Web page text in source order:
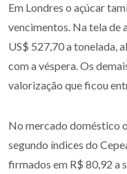
Em Londres o açúcar
vencimentos. Na tela de
US$ 527,70 a tonelada,
com a véspera. Os
valorização que ficou
No mercado doméstico
segundo índices do
firmados em R$ 80,92 a